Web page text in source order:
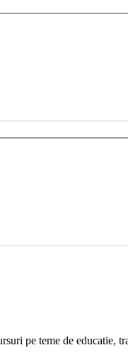
pe teme de